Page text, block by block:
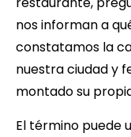
nos informan a
constatamos la
nuestra ciudad y
montado su
El término puede